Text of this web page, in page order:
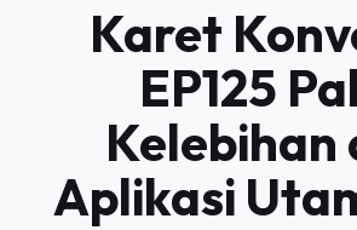
Karet
EP125
Kelebihan
Aplikasi